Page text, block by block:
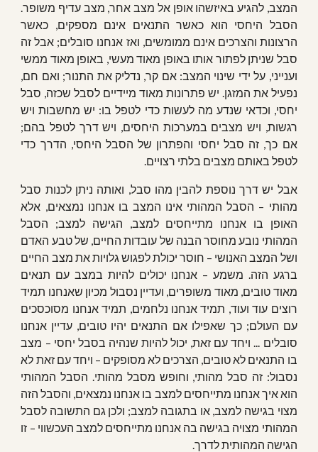
המצב, להגיע באיזשהו אופן אל מצב אחר, מצב עדיף משופר.
הסבל היחסי הוא כאשר התנאים אינם מספקים, כאשר
הרצונות והצרכים אינם ממומשים, ואז אנחנו סובלים; אבל זה
סבל שניתן לפתור אותו באופן מאוד מעשי, באופן מאוד ממשי
וענייני, על ידי שינוי המצב: אם קר, נדליק את התנור; ואם חם,
נפעיל את המזגן. יש פתרונות מאוד מיידיים לסבל שכזה, סבל
יחסי, וכדאי שנדע מה לעשות כדי לטפל בו: יש מחשבות ויש
רגשות, ויש מצבים במערכות היחסים, ויש דרך לטפל בהם;
אם כך, זה סבל יחסי והפתרון של הסבל היחסי, הדרך כדי
לטפל באותם מצבים בלתי רצויים.
אבל יש דרך נוספת להבין מהו סבל, ואותה ניתן לכנות סבל
מהותי – הסבל המהותי אינו המצב בו אנחנו נמצאים, אלא
האופן בו אנחנו מתייחסים למצב, הגישה למצב; הסבל
המהותי נובע מחוסר הבנה של עובדות החיים, של טבע האדם
ושל המצב האנושי – חוסר יכולת לפגוש גלויות את מצב החיים
ברגע הזה. משמע – אנחנו יכולים להיות במצב עם תנאים
מאוד טובים, מאוד משופרים, ועדיין נסבול מכיון שאנחנו תמיד
רוצים עוד ועוד, תמיד אנחנו נלחמים, תמיד אנחנו מסוכסכים
עם העולם; כך שאפילו אם התנאים יהיו טובים, עדיין אנחנו
סובלים ... ויחד עם זאת, יכול להיות שנהיה בסבל יחסי – מצב
בו התנאים לא טובים, הצרכים לא מסופקים – ויחד עם זאת לא
נסבול: זה סבל מהותי, וחופש מסבל מהותי. הסבל המהותי
הוא איך אנחנו מתייחסים למצב בו אנחנו נמצאים, והסבל הזה
מצוי בגישה למצב, או בתגובה למצב; ולכן גם התשובה לסבל
המהותי מצויה בגישה בה אנחנו מתייחסים למצב העכשווי – זו
הגישה המהותית לדרך.